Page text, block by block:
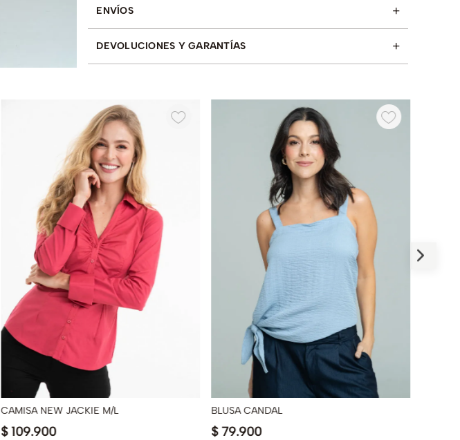
ENVÍOS +
DEVOLUCIONES Y GARANTÍAS
+
CAMISA NEW JACKIE M/L
$ 109.900
BLUSA CANDAL
$ 79.900